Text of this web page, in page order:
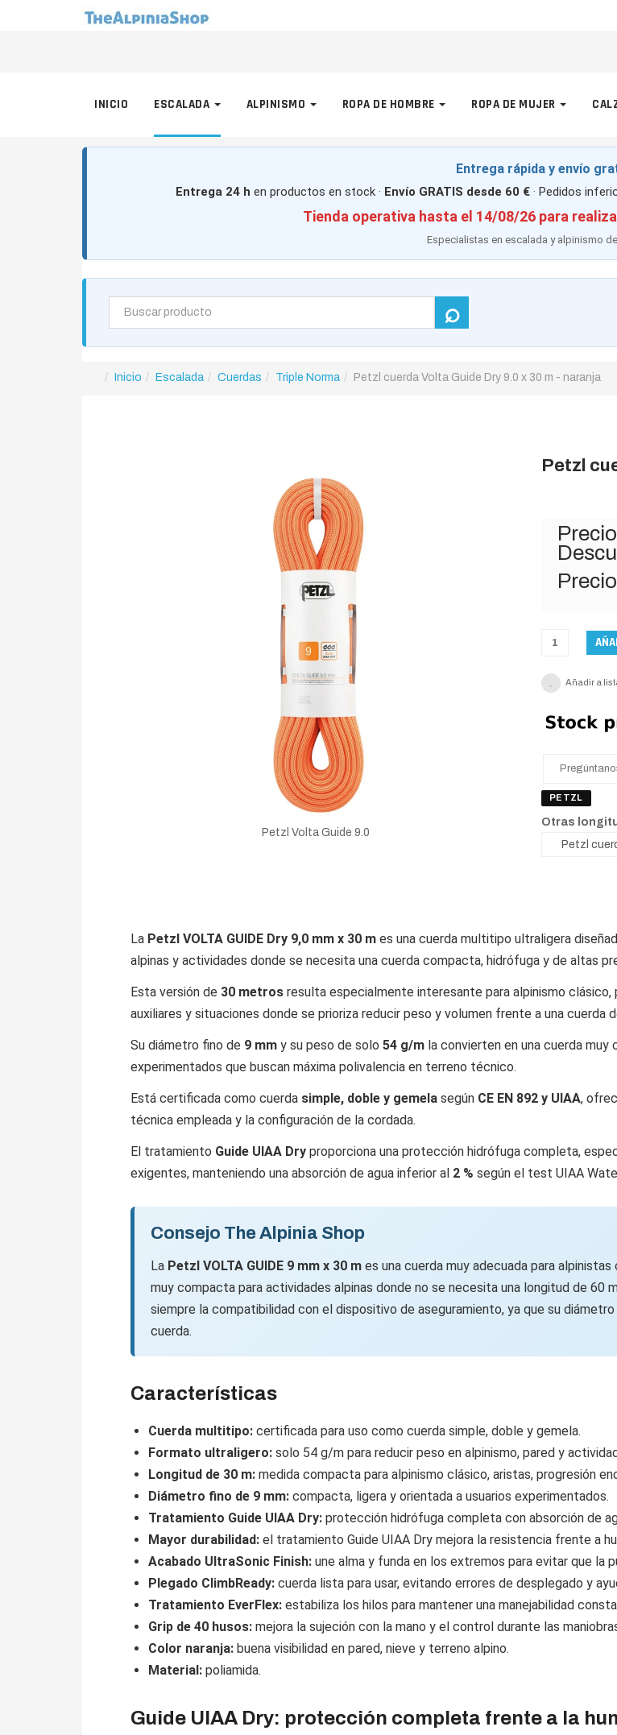
INICIO ESCALADA ALPINISMO ROPA DE HOMBRE ROPA DE MUJER
Entrega rápida y envío
Entrega 24 h en productos en stock · Envío GRATIS desde 60 €· Pedidos
Tienda operativa hasta el 14/08/26 para
Especialistas en escalada y alpinismo
Inicio Escalada Cuerdas Triple Norma Petzl cuerda Volta Guide Dry 9.0 x 30 m - naranja
Petzl Volta Guide 9.0
Petzl
Añadir a
PETZL
Otras
La Petzl VOLTA GUIDE Dry 9,0 mm x 30 m es una cuerda multitipo ultraligera
alpinas y actividades donde se necesita una cuerda compacta, hidrófuga y de altas
Esta versión de 30 metros resulta especialmente interesante para alpinismo clásico,
auxiliares y situaciones donde se prioriza reducir peso y volumen frente a una cuerda
Su diámetro fino de 9 mm y su peso de solo 54 g/m la convierten en una cuerda
experimentados que buscan máxima polivalencia en terreno técnico.
Está certificada como cuerda simple, doble y gemela según CE EN 892 y UIAA,
técnica empleada y la configuración de la cordada.
El tratamiento Guide UIAA Dry proporciona una protección hidrófuga completa,
exigentes, manteniendo una absorción de agua inferior al 2 % según el test UIAA
Consejo The Alpinia Shop
La Petzl VOLTA GUIDE 9 mm x 30 m es una cuerda muy adecuada para
muy compacta para actividades alpinas donde no se necesita una longitud de 60
siempre la compatibilidad con el dispositivo de aseguramiento, ya que su
cuerda.
Características
Cuerda multitipo: certificada para uso como cuerda simple, doble y gemela.
Formato ultraligero: solo 54 g/m para reducir peso en alpinismo, pared y
Longitud de 30 m: medida compacta para alpinismo clásico, aristas, progresión
Diámetro fino de 9 mm: compacta, ligera y orientada a usuarios experimentados.
Tratamiento Guide UIAA Dry: protección hidrófuga completa con absorción de
Mayor durabilidad: el tratamiento Guide UIAA Dry mejora la resistencia frente a
Acabado UltraSonic Finish: une alma y funda en los extremos para evitar que la
Plegado ClimbReady: cuerda lista para usar, evitando errores de desplegado y
Tratamiento EverFlex: estabiliza los hilos para mantener una manejabilidad
Grip de 40 husos: mejora la sujeción con la mano y el control durante las
Color naranja: buena visibilidad en pared, nieve y terreno alpino.
Material: poliamida.
Guide UIAA Dry: protección completa frente a la